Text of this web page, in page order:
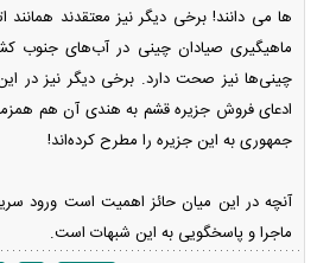
ها می دانند! برخی دیگر نیز معتقدند همانند
ماهیگیری صیادان چینی در آب‌های جنوب
چینی‌ها نیز صحت دارد. برخی دیگر نیز در
ادعای فروش جزیره قشم به هندی‌ آن هم
جمهوری به این جزیره را مطرح کرده‌اند!
آنچه در این میان حائز اهمیت است ورود
ماجرا و پاسخگویی به این شبهات است.